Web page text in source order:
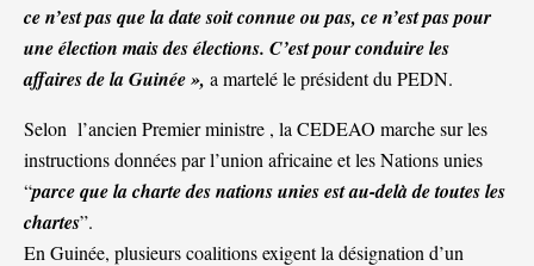
ce n’est pas que la date soit connue ou pas, ce n’est pas pour
une élection mais des élections. C’est pour conduire les
affaires de la Guinée », a martelé le président du PEDN.
Selon l’ancien Premier ministre , la CEDEAO marche sur les
instructions données par l’union africaine et les Nations unies
“parce que la charte des nations unies est au-delà de toutes les
chartes”.
En Guinée, plusieurs coalitions exigent la désignation d’un